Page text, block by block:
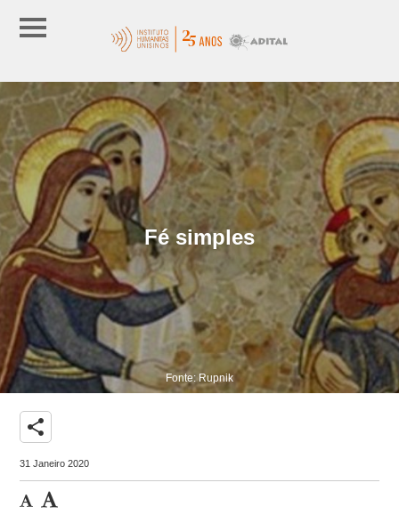
Fé simples
Fonte: Rupnik
share
31 Janeiro 2020